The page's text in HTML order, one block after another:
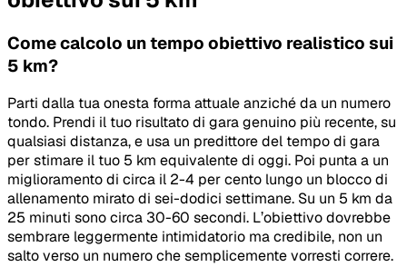
Come calcolo un tempo obiettivo realistico sui
5 km?
Parti dalla tua onesta forma attuale anziché da un numero
tondo. Prendi il tuo risultato di gara genuino più recente, su
qualsiasi distanza, e usa un predittore del tempo di gara
per stimare il tuo 5 km equivalente di oggi. Poi punta a un
miglioramento di circa il 2-4 per cento lungo un blocco di
allenamento mirato di sei-dodici settimane. Su un 5 km da
25 minuti sono circa 30-60 secondi. L’obiettivo dovrebbe
sembrare leggermente intimidatorio ma credibile, non un
salto verso un numero che semplicemente vorresti correre.